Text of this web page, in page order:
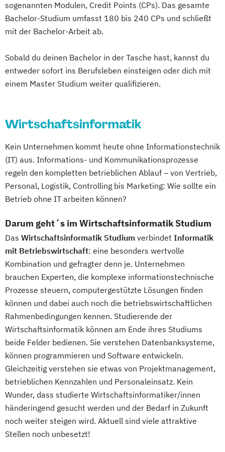
sogenannten Modulen, Credit Points (CPs). Das gesamte
Bachelor-Studium umfasst 180 bis 240 CPs und schließt
mit der Bachelor-Arbeit ab.
Sobald du deinen Bachelor in der Tasche hast, kannst du
entweder sofort ins Berufsleben einsteigen oder dich mit
einem Master Studium weiter qualifizieren.
Wirtschaftsinformatik
Kein Unternehmen kommt heute ohne Informationstechnik
(IT) aus. Informations- und Kommunikationsprozesse
regeln den kompletten betrieblichen Ablauf – von Vertrieb,
Personal, Logistik, Controlling bis Marketing: Wie sollte ein
Betrieb ohne IT arbeiten können?
Darum geht´s im Wirtschaftsinformatik Studium
Das Wirtschaftsinformatik Studium verbindet Informatik
mit Betriebswirtschaft: eine besonders wertvolle
Kombination und gefragter denn je. Unternehmen
brauchen Experten, die komplexe informationstechnische
Prozesse steuern, computergestützte Lösungen finden
können und dabei auch noch die betriebswirtschaftlichen
Rahmenbedingungen kennen. Studierende der
Wirtschaftsinformatik können am Ende ihres Studiums
beide Felder bedienen. Sie verstehen Datenbanksysteme,
können programmieren und Software entwickeln.
Gleichzeitig verstehen sie etwas von Projektmanagement,
betrieblichen Kennzahlen und Personaleinsatz. Kein
Wunder, dass studierte Wirtschaftsinformatiker/innen
händeringend gesucht werden und der Bedarf in Zukunft
noch weiter steigen wird. Aktuell sind viele attraktive
Stellen noch unbesetzt!